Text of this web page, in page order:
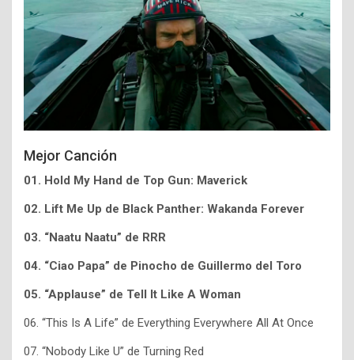
Mejor Canción
01. Hold My Hand de Top Gun: Maverick
02. Lift Me Up de Black Panther: Wakanda Forever
03. “Naatu Naatu” de RRR
04. “Ciao Papa” de Pinocho de Guillermo del Toro
05. “Applause” de Tell It Like A Woman
06. “This Is A Life” de Everything Everywhere All At Once
07. “Nobody Like U” de Turning Red